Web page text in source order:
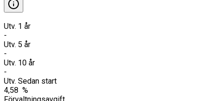
Utv. 1 år
-
Utv. 5 år
-
Utv. 10 år
-
Utv. Sedan start
4,58 %